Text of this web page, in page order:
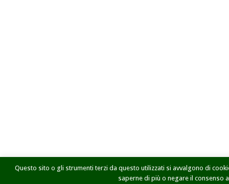
Questo sito o gli strumenti terzi da questo utilizzati si avvalgono di
saperne di più o negare il consenso